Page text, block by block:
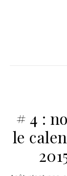
# 4 :
le